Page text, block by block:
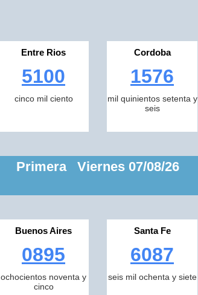
Entre Rios
5100
cinco mil ciento
Cordoba
1576
mil quinientos setenta y
seis
Primera Viernes 07/08/26
Buenos Aires
0895
ochocientos noventa y
cinco
Santa Fe
6087
seis mil ochenta y siete